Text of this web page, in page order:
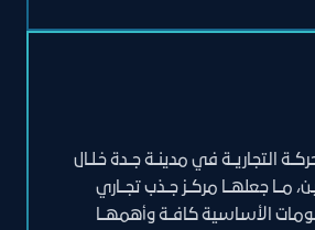
التجاريــة في مدينــة جــدة خـلـال
مــا جعلهــا مركــز جــذب تجــاري
الأساسية كافــة وأهمهــا